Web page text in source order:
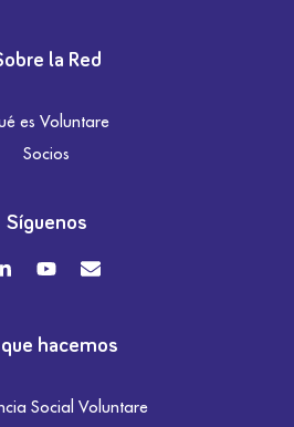
la Red
es Voluntare
Socios
Síguenos
hacemos
Social Voluntare